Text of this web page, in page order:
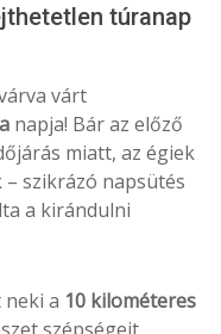
túranap
várt
napja! Bár az előző
miatt, az égiek
szikrázó napsütés
a kirándulni
a 10 kilométeres